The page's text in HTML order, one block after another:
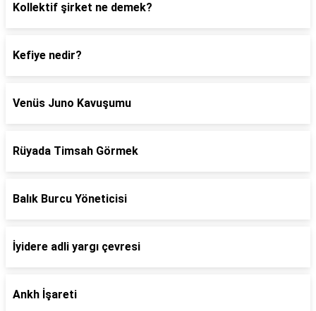
Kollektif şirket ne demek?
Kefiye nedir?
Venüs Juno Kavuşumu
Rüyada Timsah Görmek
Balık Burcu Yöneticisi
İyidere adli yargı çevresi
Ankh İşareti